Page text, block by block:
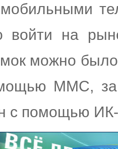
войти на
можно
ММС,
с помощью